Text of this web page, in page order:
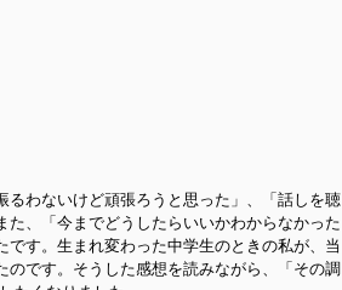
わないけど頑張ろうと思った」、「話しを聴
、「今までどうしたらいいかわからなかった
す。生まれ変わった中学生のときの私が、当
です。そうした感想を読みながら、「その調